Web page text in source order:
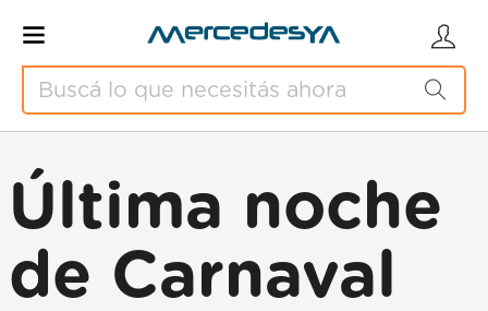
Última noche
de Carnaval